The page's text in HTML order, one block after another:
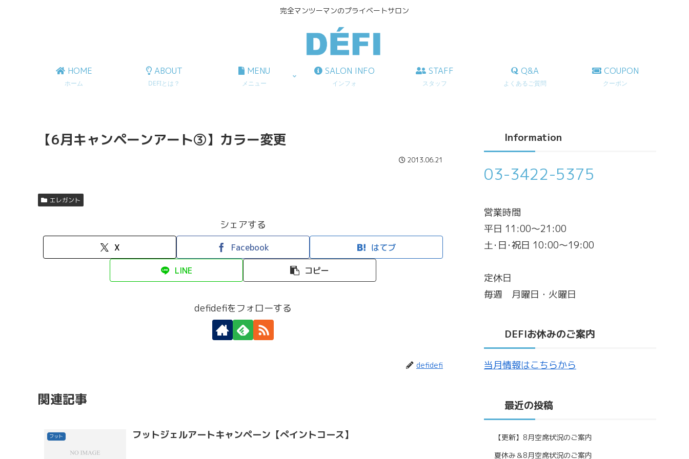
完全マンツーマンのプライベートサロン
HOME
ホーム
ABOUT
DEFIとは？
MENU
メニュー
SALON INFO
インフォ
STAFF
スタッフ
Q&A
よくあるご質問
COUPON
クーポン
【6月キャンペーンアート③】カラー変更
2013.06.21
エレガント
シェアする
X Facebook はてブ
LINE コピー
defidefiをフォローする
defidefi
関連記事
フット フットジェルアートキャンペーン【ぺイントコース】
Information
03-3422-5375
営業時間
平日 11:00～21:00
土･日･祝日 10:00～19:00
定休日
毎週 月曜日・火曜日
DEFIお休みのご案内
当月情報はこちらから
最近の投稿
【更新】8月空席状況のご案内
夏休み＆8月空席状況のご案内